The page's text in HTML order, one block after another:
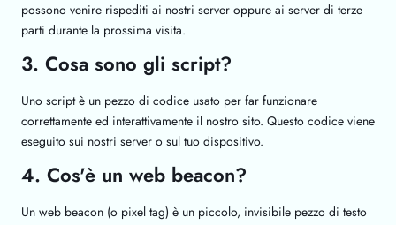
possono venire rispediti ai nostri server oppure ai server di terze
parti durante la prossima visita.
3. Cosa sono gli script?
Uno script è un pezzo di codice usato per far funzionare
correttamente ed interattivamente il nostro sito. Questo codice viene
eseguito sui nostri server o sul tuo dispositivo.
4. Cos'è un web beacon?
Un web beacon (o pixel tag) è un piccolo, invisibile pezzo di testo